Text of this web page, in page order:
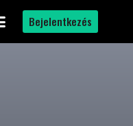
Bejelentkezés